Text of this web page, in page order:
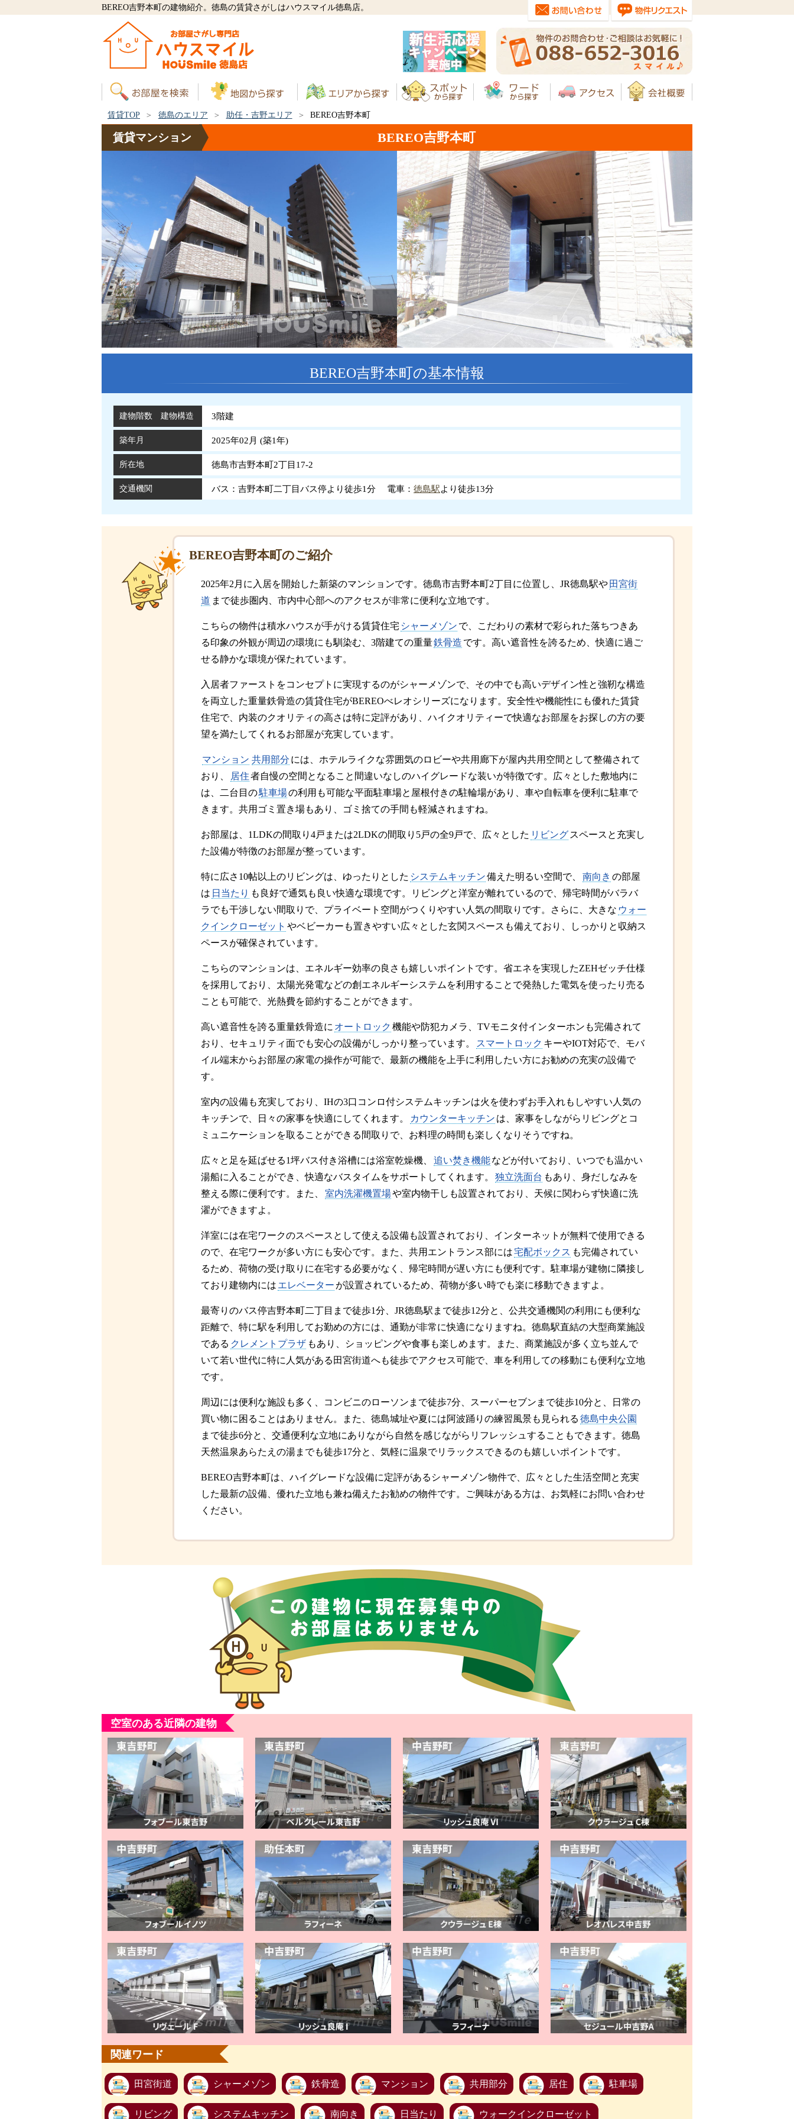
BEREO吉野本町の建物紹介。徳島の賃貸さがしはハウスマイル徳島店。
賃貸TOP 徳島のエリア 助任・吉野エリア BEREO吉野本町
賃貸マンション BEREO吉野本町
BEREO吉野本町の基本情報
建物階数 建物構造 3階建
築年月 2025年02月 (築1年)
所在地 徳島市吉野本町2丁目17-2
交通機関 バス：吉野本町二丁目バス停より徒歩1分 電車： 徳島駅より徒歩13分
BEREO吉野本町のご紹介
2025年2月に入居を開始した新築のマンションです。徳島市吉野本町2丁目に位置し、JR徳島駅や 田宮街
道 まで徒歩圏内、市内中心部へのアクセスが非常に便利な立地です。
こちらの物件は積水ハウスが手がける賃貸住宅 シャーメゾン で、こだわりの素材で彩られた落ちつきあ
る印象の外観が周辺の環境にも馴染む、3階建ての重量鉄骨造 です。高い遮音性を誇るため、快適に過ご
せる静かな環境が保たれています。
入居者ファーストをコンセプトに実現するのがシャーメゾンで、その中でも高いデザイン性と強靭な構造
を両立した重量鉄骨造の賃貸住宅がBEREOべレオシリーズになります。安全性や機能性にも優れた賃貸
住宅で、内装のクオリティの高さは特に定評があり、ハイクオリティーで快適なお部屋をお探しの方の要
望を満たしてくれるお部屋が充実しています。
マンション 共用部分 には、ホテルライクな雰囲気のロビーや共用廊下が屋内共用空間として整備されて
おり、
居住者自慢の空間となること間違いなしのハイグレードな装いが特徴です。広々とした敷地内に
は、二台目の駐車場の利用も可能な平面駐車場と屋根付きの駐輪場があり、車や自転車を便利に駐車で
きます。共用ゴミ置き場もあり、ゴミ捨ての手間も軽減されますね。
お部屋は、1LDKの間取り4戸または2LDKの間取り5戸の全9戸で、広々とした リビング スペースと充実し
た設備が特徴のお部屋が整っています。
特に広さ10帖以上のリビングは、ゆったりとした システムキッチン備えた明るい空間で、 南向き の部屋
は 日当たり も良好で通気も良い快適な環境です。リビングと洋室が離れているので、帰宅時間がバラバ
ラでも干渉しない間取りで、プライベート空間がつくりやすい人気の間取りです。さらに、大きな ウォー
クインクローゼット やベビーカーも置きやすい広々とした玄関スペースも備えており、しっかりと収納ス
ペースが確保されています。
こちらのマンションは、エネルギー効率の良さも嬉しいポイントです。省エネを実現したZEHゼッチ仕様
を採用しており、太陽光発電などの創エネルギーシステムを利用することで発熱した電気を使ったり売る
ことも可能で、光熱費を節約することができます。
高い遮音性を誇る重量鉄骨造に オートロック 機能や防犯カメラ、TVモニタ付インターホンも完備されて
おり、セキュリティ面でも安心の設備がしっかり整っています。
スマートロック キーやIOT対応で、モバ
イル端末からお部屋の家電の操作が可能で、最新の機能を上手に利用したい方にお勧めの充実の設備で
す。
室内の設備も充実しており、IHの3口コンロ付システムキッチンは火を使わずお手入れもしやすい人気の
キッチンで、日々の家事を快適にしてくれます。
カウンターキッチン は、家事をしながらリビングとコ
ミュニケーションを取ることができる間取りで、お料理の時間も楽しくなりそうですね。
広々と足を延ばせる1坪バス付き浴槽には浴室乾燥機、 追い焚き機能などが付いており、いつでも温かい
湯船に入ることができ、快適なバスタイムをサポートしてくれます。
独立洗面台 もあり、身だしなみを
整える際に便利です。また、
室内洗濯機置場や室内物干しも設置されており、天候に関わらず快適に洗
濯ができますよ。
洋室には在宅ワークのスペースとして使える設備も設置されており、インターネットが無料で使用できる
ので、在宅ワークが多い方にも安心です。また、共用エントランス部には宅配ボックス も完備されてい
るため、荷物の受け取りに在宅する必要がなく、帰宅時間が遅い方にも便利です。駐車場が建物に隣接し
ており建物内には エレベーター が設置されているため、荷物が多い時でも楽に移動できますよ。
最寄りのバス停吉野本町二丁目まで徒歩1分、JR徳島駅まで徒歩12分と、公共交通機関の利用にも便利な
距離で、特に駅を利用してお勤めの方には、通勤が非常に快適になりますね。徳島駅直結の大型商業施設
である クレメントプラザ もあり、ショッピングや食事も楽しめます。また、商業施設が多く立ち並んで
いて若い世代に特に人気がある田宮街道へも徒歩でアクセス可能で、車を利用しての移動にも便利な立地
です。
周辺には便利な施設も多く、コンビニのローソンまで徒歩7分、スーパーセブンまで徒歩10分と、日常の
買い物に困ることはありません。また、徳島城址や夏には阿波踊りの練習風景も見られる 徳島中央公園
まで徒歩6分と、交通便利な立地にありながら自然を感じながらリフレッシュすることもできます。徳島
天然温泉あらたえの湯までも徒歩17分と、気軽に温泉でリラックスできるのも嬉しいポイントです。
BEREO吉野本町は、ハイグレードな設備に定評があるシャーメゾン物件で、広々とした生活空間と充実
した最新の設備、優れた立地も兼ね備えたお勧めの物件です。ご興味がある方は、お気軽にお問い合わせ
ください。
空室のある近隣の建物
関連ワード
田宮街道 シャーメゾン 鉄骨造 マンション 共用部分 居住 駐車場
リビング システムキッチン 南向き 日当たり ウォークインクローゼット